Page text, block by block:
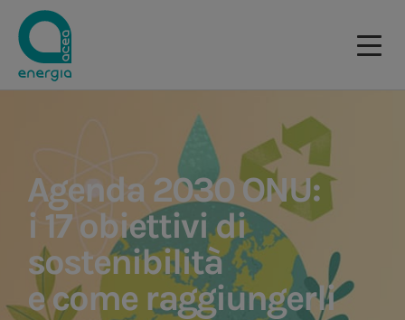
Agenda 2030 ONU:
i 17 obiettivi di
sostenibilità
e come raggiungerli